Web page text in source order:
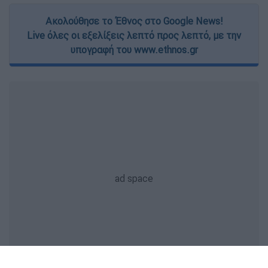
Ακολούθησε το Έθνος στο Google News!
Live όλες οι εξελίξεις λεπτό προς λεπτό, με την
υπογραφή του www.ethnos.gr